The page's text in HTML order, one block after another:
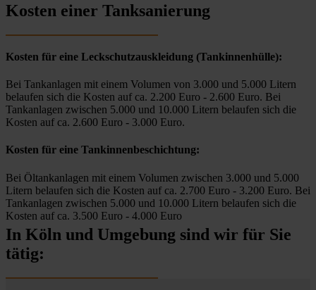
Kosten einer Tanksanierung
Kosten für eine Leckschutzauskleidung (Tankinnenhülle):
Bei Tankanlagen mit einem Volumen von 3.000 und 5.000 Litern
belaufen sich die Kosten auf ca. 2.200 Euro - 2.600 Euro. Bei
Tankanlagen zwischen 5.000 und 10.000 Litern belaufen sich die
Kosten auf ca. 2.600 Euro - 3.000 Euro.
Kosten für eine Tankinnenbeschichtung:
Bei Öltankanlagen mit einem Volumen zwischen 3.000 und 5.000
Litern belaufen sich die Kosten auf ca. 2.700 Euro - 3.200 Euro. Bei
Tankanlagen zwischen 5.000 und 10.000 Litern belaufen sich die
Kosten auf ca. 3.500 Euro - 4.000 Euro
In Köln und Umgebung sind wir für Sie
tätig: